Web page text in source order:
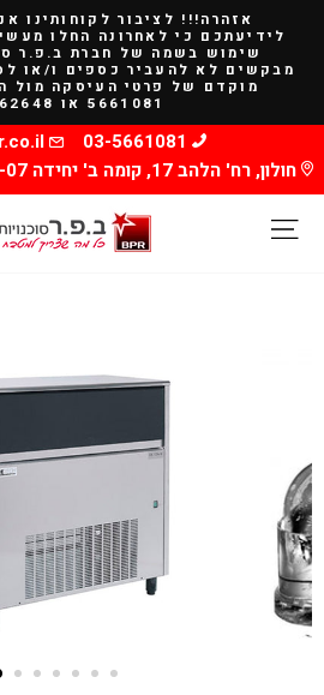
קריאה
אזהרה!!! לציבור לקוחותינו
לידיעתכם כי לאחרונה החלו
שימוש בשמה של חברת ב.פ.ר
מבקשים לא להעביר כספים ו/או
5661081 או 03-5662648
03-5661081
חולון, רח' הלהב 17, קומה ב' יחידה C-07